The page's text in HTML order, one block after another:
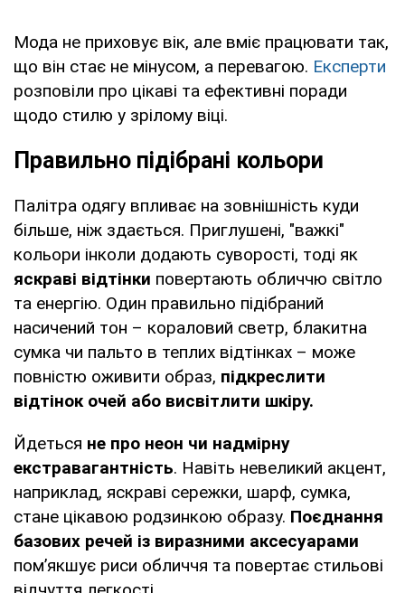
Мода не приховує вік, але вміє працювати так,
що він стає не мінусом, а перевагою. Експерти
розповіли про цікаві та ефективні поради
щодо стилю у зрілому віці.
Правильно підібрані кольори
Палітра одягу впливає на зовнішність куди
більше, ніж здається. Приглушені, "важкі"
кольори інколи додають суворості, тоді як
яскраві відтінки повертають обличчю світло
та енергію. Один правильно підібраний
насичений тон – кораловий светр, блакитна
сумка чи пальто в теплих відтінках – може
повністю оживити образ, підкреслити
відтінок очей або висвітлити шкіру.
Йдеться не про неон чи надмірну
екстравагантність. Навіть невеликий акцент,
наприклад, яскраві сережки, шарф, сумка,
стане цікавою родзинкою образу. Поєднання
базових речей із виразними аксесуарами
пом’якшує риси обличчя та повертає стильові